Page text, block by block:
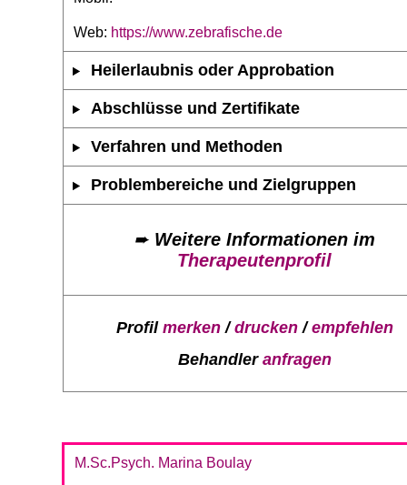
Web: https://www.zebrafische.de
Heilerlaubnis oder Approbation
Abschlüsse und Zertifikate
Verfahren und Methoden
Problembereiche und Zielgruppen
➨ Weitere Informationen im
Therapeutenprofil
Profil merken/drucken/empfehlen
Behandler anfragen
M.Sc.Psych. Marina Boulay